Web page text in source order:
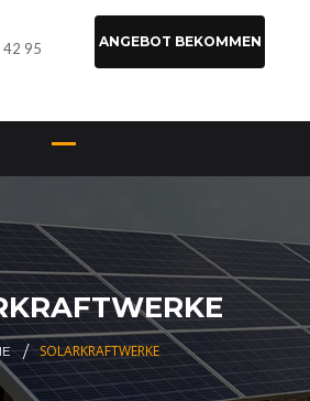
95 ANGEBOT BEKOMMEN
SOLARKRAFTWERKE